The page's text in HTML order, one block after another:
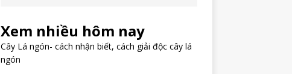
Xem nhiều hôm nay
Cây Lá ngón- cách nhận biết, cách giải độc cây lá
ngón